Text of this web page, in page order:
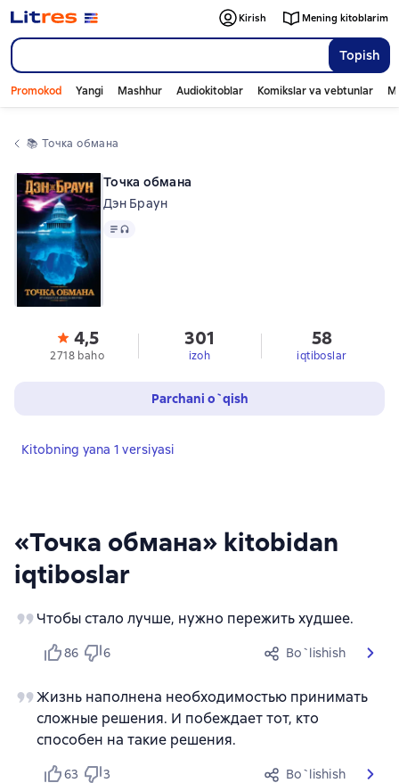
Topish
Kirish Mening kitoblarim
Promokod Yangi Mashhur Audiokitoblar Komikslar va vebtunlar
📚 Точка обмана
«Точка обмана» kitobidan
iqtiboslar
Чтобы стало лучше, нужно пережить худшее.
86 6 Bo`lishish
Жизнь наполнена необходимостью принимать
сложные решения. И побеждает тот, кто
способен на такие решения.
63 3 Bo`lishish
Точка обмана
Дэн Браун
Matn
4,5
2718 baho
301
izoh
58
iqtiboslar
Parchani o`qish
Kitobning yana 1 versiyasi